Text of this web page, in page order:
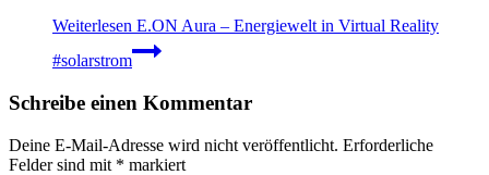
Weiterlesen E.ON Aura – Energiewelt in Virtual Reality
#solarstrom
Schreibe einen Kommentar
Deine E-Mail-Adresse wird nicht veröffentlicht. Erforderliche
Felder sind mit * markiert